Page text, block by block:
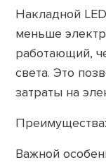
Накладной
меньше
работающий,
света. Это
затраты на
Преимущества:
Важной